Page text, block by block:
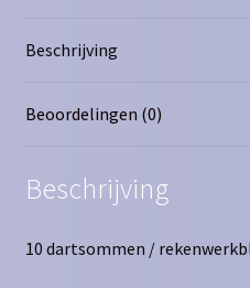
Beschrijving
Beoordelingen (0)
Beschrijving
10 dartsommen /